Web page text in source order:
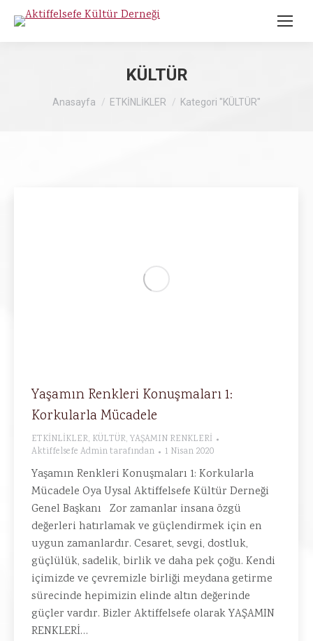
KÜLTÜR
Buradasınız :
Anasayfa ETKİNLİKLER Kategori "KÜLTÜR"
Yaşamın Renkleri Konuşmaları 1:
Korkularla Mücadele
ETKİNLİKLER, KÜLTÜR, YAŞAMIN RENKLERİ
Aktiffelsefe Admintarafından 1 Nisan 2020
Yaşamın Renkleri Konuşmaları 1: Korkularla
Mücadele Oya Uysal Aktiffelsefe Kültür Derneği
Genel Başkanı Zor zamanlar insana özgü
değerleri hatırlamak ve güçlendirmek için en
uygun zamanlardır. Cesaret, sevgi, dostluk,
güçlülük, sadelik, birlik ve daha pek çoğu. Kendi
içimizde ve çevremizle birliği meydana getirme
sürecinde hepimizin elinde altın değerinde
güçler vardır. Bizler Aktiffelsefe olarak YAŞAMIN
RENKLERİ…